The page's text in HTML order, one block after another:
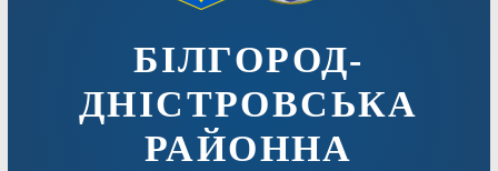
БІЛГОРОД-
ДНІСТРОВСЬКА
РАЙОННА